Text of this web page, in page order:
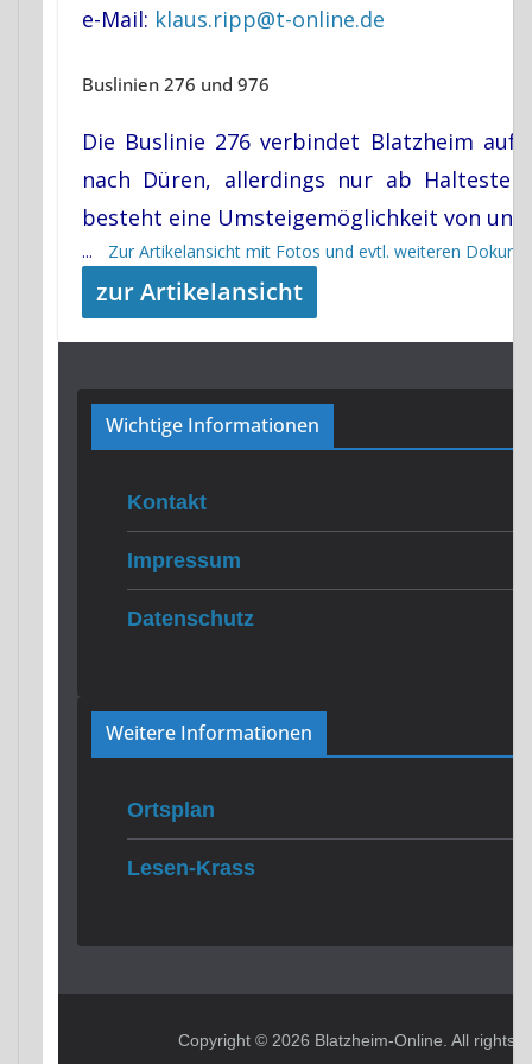
e-Mail: klaus.ripp@t-online.de
Buslinien 276 und 976
Die Buslinie 276 verbindet Blatzheim auf
nach Düren, allerdings nur ab
besteht eine Umsteigemöglichkeit von und
...Zur Artikelansicht mit Fotos und evtl. weiteren
zur Artikelansicht
Wichtige Informationen
Kontakt
Impressum
Datenschutz
Weitere Informationen
Ortsplan
Lesen-Krass
Copyright © 2026 Blatzheim-Online. All rights